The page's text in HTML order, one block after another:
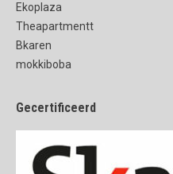
Ekoplaza
Theapartmentt
Bkaren
mokkiboba
Gecertificeerd